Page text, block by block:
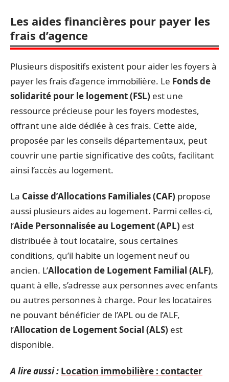
Les aides financières pour payer les
frais d’agence
Plusieurs dispositifs existent pour aider les foyers à
payer les frais d’agence immobilière. Le Fonds de
solidarité pour le logement (FSL) est une
ressource précieuse pour les foyers modestes,
offrant une aide dédiée à ces frais. Cette aide,
proposée par les conseils départementaux, peut
couvrir une partie significative des coûts, facilitant
ainsi l’accès au logement.
La Caisse d’Allocations Familiales (CAF) propose
aussi plusieurs aides au logement. Parmi celles-ci,
l’Aide Personnalisée au Logement (APL) est
distribuée à tout locataire, sous certaines
conditions, qu’il habite un logement neuf ou
ancien. L’Allocation de Logement Familial (ALF),
quant à elle, s’adresse aux personnes avec enfants
ou autres personnes à charge. Pour les locataires
ne pouvant bénéficier de l’APL ou de l’ALF,
l’Allocation de Logement Social (ALS) est
disponible.
A lire aussi : Location immobilière : contacter